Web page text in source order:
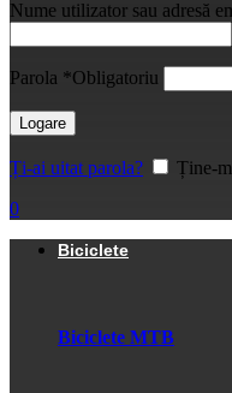
Nume utilizator sau adresă
Parola *Obligatoriu
Logare
Ți-ai uitat parola?
Ține-
0
Biciclete
Biciclete MTB